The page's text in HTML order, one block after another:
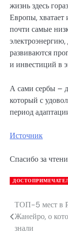
жизнь здесь
Европы, хватает
почти самые
развиваются
и инвестиций в
А сами сербы –
который с
период
Источник
Спасибо за
по
ТОП-5 мест в
Жанейро, о
знали